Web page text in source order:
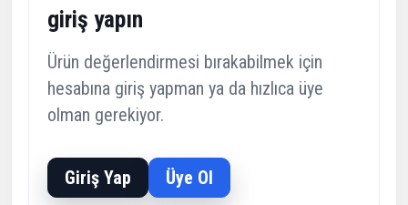
giriş yapın
Ürün değerlendirmesi bırakabilmek için
hesabına giriş yapman ya da hızlıca üye
olman gerekiyor.
Giriş Yap Üye Ol